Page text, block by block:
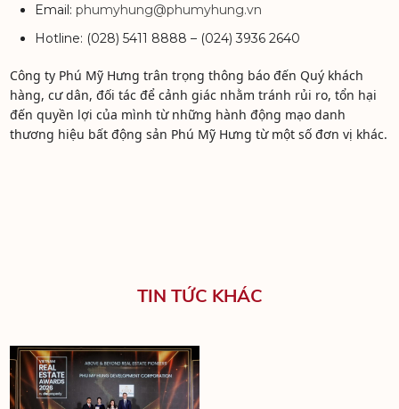
THE REGENCY
Email: phumyhung@phumyhung.vn
Hotline: (028) 5411 8888 – (024) 3936 2640
Công ty Phú Mỹ Hưng trân trọng thông báo đến Quý khách
hàng, cư dân, đối tác để cảnh giác nhằm tránh rủi ro, tổn hại
đến quyền lợi của mình từ những hành động mạo danh
thương hiệu bất động sản Phú Mỹ Hưng từ một số đơn vị khác.
TIN TỨC KHÁC